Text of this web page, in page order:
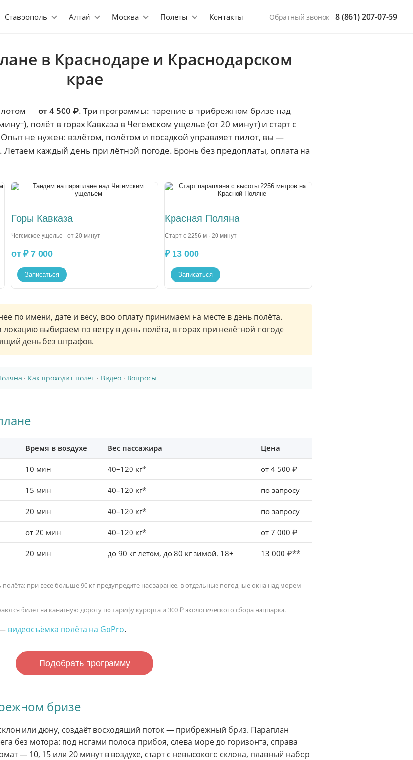
Ставрополь Алтай Москва Полеты Контакты Обратный звонок 8 (861) 207-07-59
в Краснодаре и Краснодарском
крае
—от 4 500 ₽. Три программы: парение в прибрежном бризе над
полёт в горах Кавказа в Чегемском ущелье (от 20 минут) и старт с
не нужен: взлётом, полётом и посадкой управляет пилот, вы —
каждый день при лётной погоде. Бронь без предоплаты, оплата на
Горы Кавказа
Чегемское ущелье · от 20 минут
от ₽ 7 000
Записаться
Красная Поляна
Старт с 2256 м · 20 минут
₽ 13 000
Записаться
по имени, дате и весу, всю оплату принимаем на месте в день полёта.
выбираем по ветру в день полёта, в горах при нелётной погоде
день без штрафов.
· Как проходит полёт · Видео · Вопросы
Время в воздухе Вес пассажира Цена
10 мин 40–120 кг* от 4 500 ₽
15 мин 40–120 кг* по запросу
20 мин 40–120 кг* по запросу
от 20 мин 40–120 кг* от 7 000 ₽
20 мин до 90 кг летом, до 80 кг зимой, 18+ 13 000 ₽**
полёта: при весе больше 90 кг предупредите нас заранее, в отдельные погодные окна над морем
билет на канатную дорогу по тарифу курорта и 300 ₽ экологического сбора нацпарка.
видеосъёмка полёта на GoPro.
Подобрать программу
бризе
или дюну, создаёт восходящий поток — прибрежный бриз. Параплан
без мотора: под ногами полоса прибоя, слева море до горизонта, справа
— 10, 15 или 20 минут в воздухе, старт с невысокого склона, плавный набор